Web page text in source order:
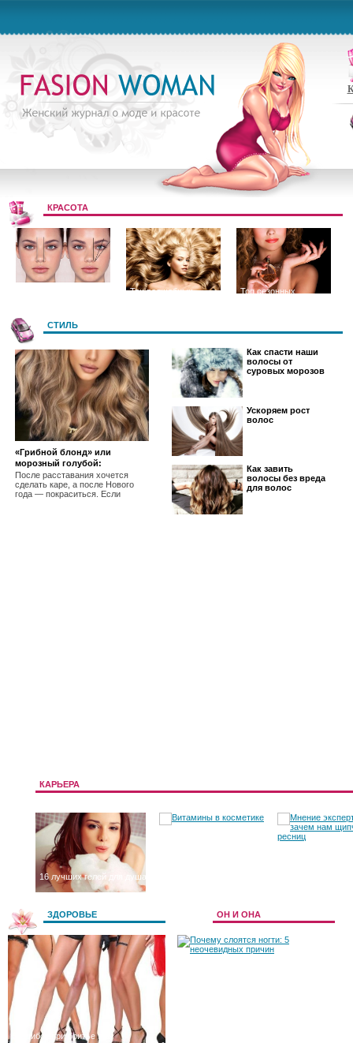
КРАСОТА
Три волшебных
Топ сезонных
СТИЛЬ
«Грибной блонд» или
морозный голубой:
разбираемся, как покрасить
голову этой зимой
После расставания хочется
сделать каре, а после Нового
года — покраситься. Если
Как спасти наши
волосы от
суровых морозов
Ускоряем рост
волос
Как завить
волосы без вреда
для волос
КАРЬЕРА
16 лучших гелей для душа
ЗДОРОВЬЕ
5 ошибок при бритье ног
ОН И ОНА